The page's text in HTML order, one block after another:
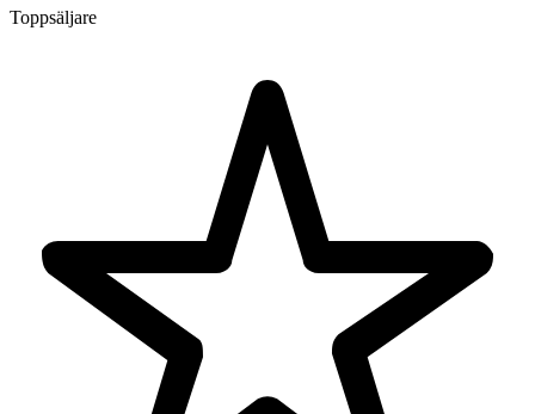
Toppsäljare